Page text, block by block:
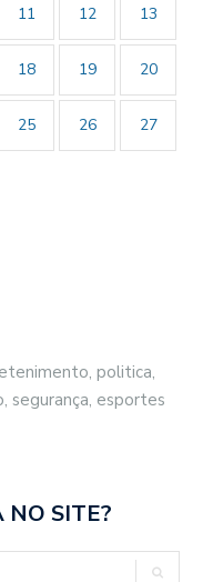
11 12 13
18 19 20
25 26 27
politica,
segurança, esportes
NO SITE?